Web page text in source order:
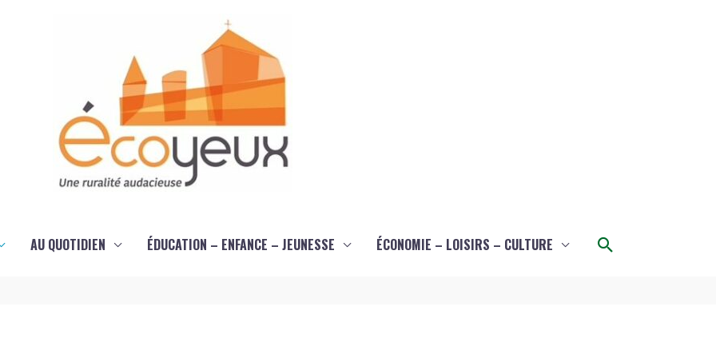
AU QUOTIDIEN ÉDUCATION – ENFANCE – JEUNESSE ÉCONOMIE – LOISIRS – CULTURE Rechercher